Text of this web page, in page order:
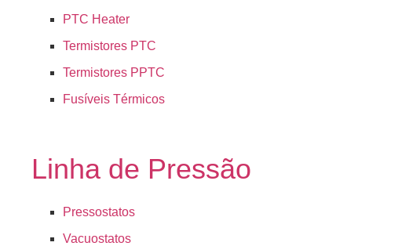
PTC Heater
Termistores PTC
Termistores PPTC
Fusíveis Térmicos
Linha de Pressão
Pressostatos
Vacuostatos